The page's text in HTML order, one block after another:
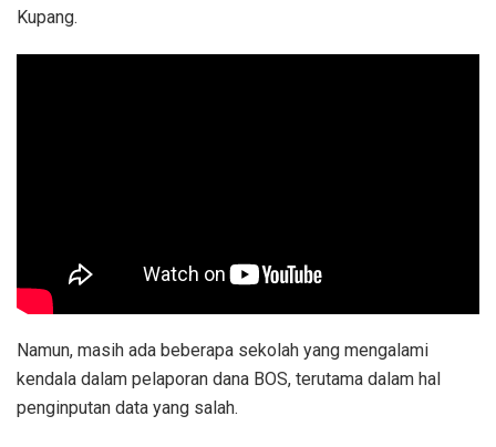
Kupang.
Namun, masih ada beberapa sekolah yang mengalami
kendala dalam pelaporan dana BOS, terutama dalam hal
penginputan data yang salah.